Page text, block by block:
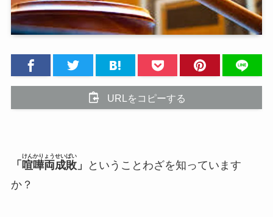
URLをコピーする
「 喧嘩両成敗
けんかりょうせいばい
」
ということわざを知っています
か？